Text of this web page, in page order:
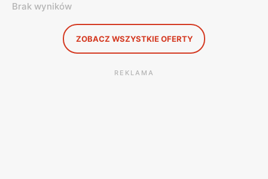
Brak wyników
ZOBACZ WSZYSTKIE OFERTY
REKLAMA